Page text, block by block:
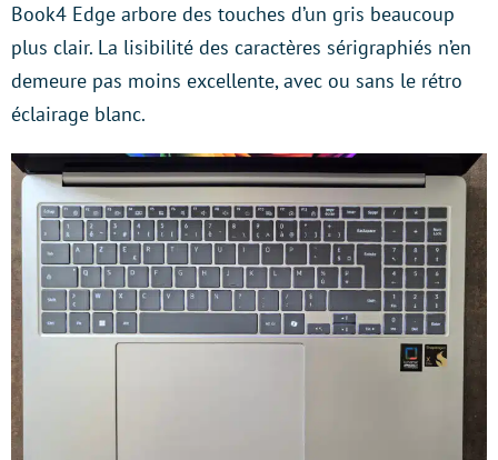
Book4 Edge arbore des touches d’un gris beaucoup
plus clair. La lisibilité des caractères sérigraphiés n’en
demeure pas moins excellente, avec ou sans le rétro
éclairage blanc.